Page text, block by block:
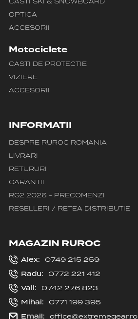
OPTICA
ACCESORII
Motociclete
CASTI DE PROTECTIE
VIZIERE
ACCESORII
INFORMATII
DESPRE RUROC ROMANIA
LIVRARI
RETURURI
GARANTII
RG2 2026 - PRECOMENZI
RESELLERI / RETEA DISTRIBUTIE
MAGAZIN RUROC
Alex:
0749 215 259
Radu:
0772 221 412
Vali:
0742 276 823
Mihai:
0771 199 395
Email:
office@extremegear.ro